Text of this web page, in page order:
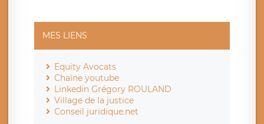
MES LIENS
Equity Avocats
Chaîne youtube
Linkedin Grégory ROULAND
Village de la justice
Conseil juridique.net